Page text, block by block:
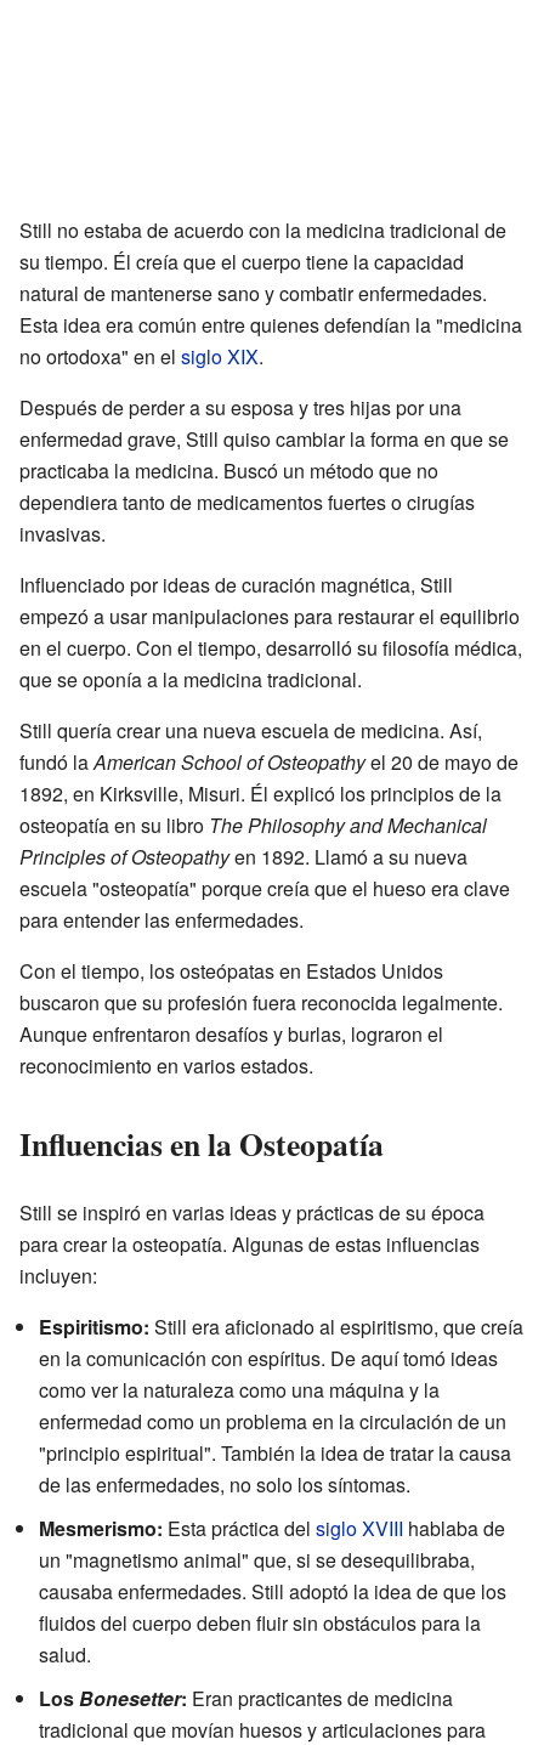
Still no estaba de acuerdo con la medicina tradicional de
su tiempo. Él creía que el cuerpo tiene la capacidad
natural de mantenerse sano y combatir enfermedades.
Esta idea era común entre quienes defendían la "medicina
no ortodoxa" en el siglo XIX.
Después de perder a su esposa y tres hijas por una
enfermedad grave, Still quiso cambiar la forma en que se
practicaba la medicina. Buscó un método que no
dependiera tanto de medicamentos fuertes o cirugías
invasivas.
Influenciado por ideas de curación magnética, Still
empezó a usar manipulaciones para restaurar el equilibrio
en el cuerpo. Con el tiempo, desarrolló su filosofía médica,
que se oponía a la medicina tradicional.
Still quería crear una nueva escuela de medicina. Así,
fundó laAmerican School of Osteopathyel 20 de mayo de
1892, en Kirksville, Misuri. Él explicó los principios de la
osteopatía en su libro The Philosophy and Mechanical
Principles of Osteopathyen 1892. Llamó a su nueva
escuela "osteopatía" porque creía que el hueso era clave
para entender las enfermedades.
Con el tiempo, los osteópatas en Estados Unidos
buscaron que su profesión fuera reconocida legalmente.
Aunque enfrentaron desafíos y burlas, lograron el
reconocimiento en varios estados.
Influencias en la Osteopatía
Still se inspiró en varias ideas y prácticas de su época
para crear la osteopatía. Algunas de estas influencias
incluyen:
Espiritismo: Still era aficionado al espiritismo, que creía
en la comunicación con espíritus. De aquí tomó ideas
como ver la naturaleza como una máquina y la
enfermedad como un problema en la circulación de un
"principio espiritual". También la idea de tratar la causa
de las enfermedades, no solo los síntomas.
Mesmerismo: Esta práctica del siglo XVIII hablaba de
un "magnetismo animal" que, si se desequilibraba,
causaba enfermedades. Still adoptó la idea de que los
fluidos del cuerpo deben fluir sin obstáculos para la
salud.
LosBonesetter: Eran practicantes de medicina
tradicional que movían huesos y articulaciones para